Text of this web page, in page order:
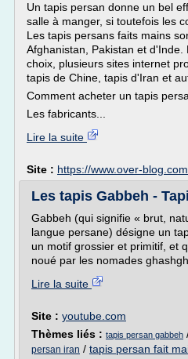
Un tapis persan donne un bel
salle à manger, si toutefois les
Les tapis persans faits mains
Afghanistan, Pakistan et
choix, plusieurs sites internet
tapis de Chine, tapis d'Iran et
Comment acheter un tapis
Les fabricants...
Lire la suite
Site : https://www.over-blog.com
Les tapis Gabbeh -
Gabbeh (qui signifie « brut,
langue persane) désigne un
un motif grossier et primitif, et
noué par les nomades
Lire la suite
Site : youtube.com
Thèmes liés : tapis persan gabbeh
persan iran / tapis persan fait